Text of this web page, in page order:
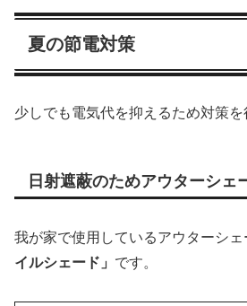
夏の節電対策
少しでも電気代を抑えるため対策
日射遮蔽のためアウターシェ
我が家で使用しているアウターシェ
イルシェード」 です。